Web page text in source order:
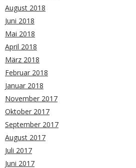
August 2018
Juni 2018
Mai 2018
April 2018
März 2018
Februar 2018
Januar 2018
November 2017
Oktober 2017
September 2017
August 2017
Juli 2017
Juni 2017